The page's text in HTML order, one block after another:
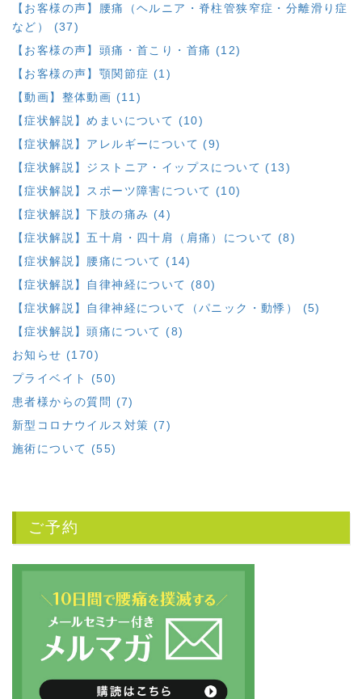
【お客様の声】腰痛（ヘルニア・脊柱管狭窄症・分離滑り症
など） (37)
【お客様の声】頭痛・首こり・首痛 (12)
【お客様の声】顎関節症 (1)
【動画】整体動画 (11)
【症状解説】めまいについて (10)
【症状解説】アレルギーについて (9)
【症状解説】ジストニア・イップスについて (13)
【症状解説】スポーツ障害について (10)
【症状解説】下肢の痛み (4)
【症状解説】五十肩・四十肩（肩痛）について (8)
【症状解説】腰痛について (14)
【症状解説】自律神経について (80)
【症状解説】自律神経について（パニック・動悸） (5)
【症状解説】頭痛について (8)
お知らせ (170)
プライベイト (50)
患者様からの質問 (7)
新型コロナウイルス対策 (7)
施術について (55)
ご予約